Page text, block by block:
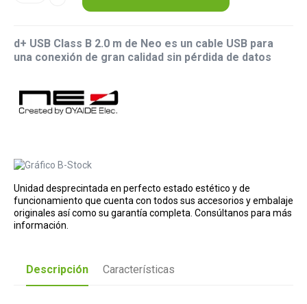
d+ USB Class B 2.0 m de Neo es un cable USB para
una conexión de gran calidad sin pérdida de datos
Unidad desprecintada en perfecto estado estético y de
funcionamiento que cuenta con todos sus accesorios y embalaje
originales así como su garantía completa. Consúltanos para más
información.
Descripción Características